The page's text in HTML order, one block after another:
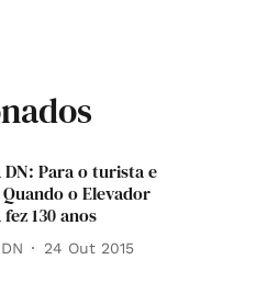
Para o turista e
o Elevador
130 anos
24 Out 2015